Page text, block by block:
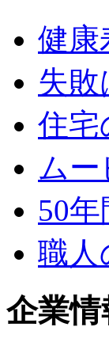
健康
失敗
住宅
ムー
50
職人
企業情